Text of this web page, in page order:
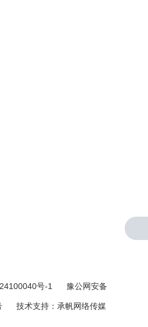
号-1 豫公网安备
技术支持：承帆网络传媒